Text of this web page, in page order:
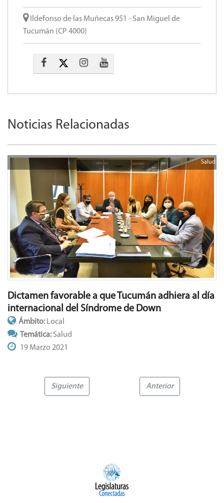
Ildefonso de las Muñecas 951 - San Miguel de
Tucumán (CP 4000)
Noticias Relacionadas
Salud
Dictamen favorable a que Tucumán adhiera al día
internacional del Síndrome de Down
Ámbito: Local
Temática:Salud
19 Marzo 2021
Siguiente Anterior